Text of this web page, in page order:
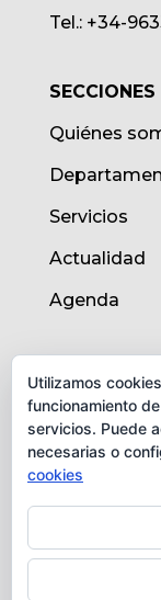
Tel.: +34-
SECCIONES
Quiénes
Servicios
Actualidad
Agenda
Aviso legal
Política de
Utilizamos
funcionamiento
servicios. Puede
necesarias o
cookies